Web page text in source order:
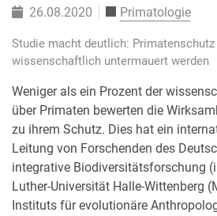
26.08.2020 Primatologie
Studie macht deutlich:
wissenschaftlich untermauert werden
Weniger als ein Prozent der
über Primaten bewerten die
zu ihrem Schutz. Dies hat ein
Leitung von Forschenden des
integrative Biodiversitätsforschung
Luther-Universität Halle-Wittenberg
Instituts für evolutionäre